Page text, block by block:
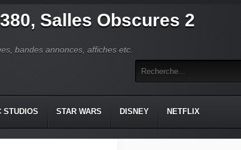
Salles Obscures 2
bandes annonces, affiches etc.
STUDIOS STAR WARS DISNEY NETFLIX